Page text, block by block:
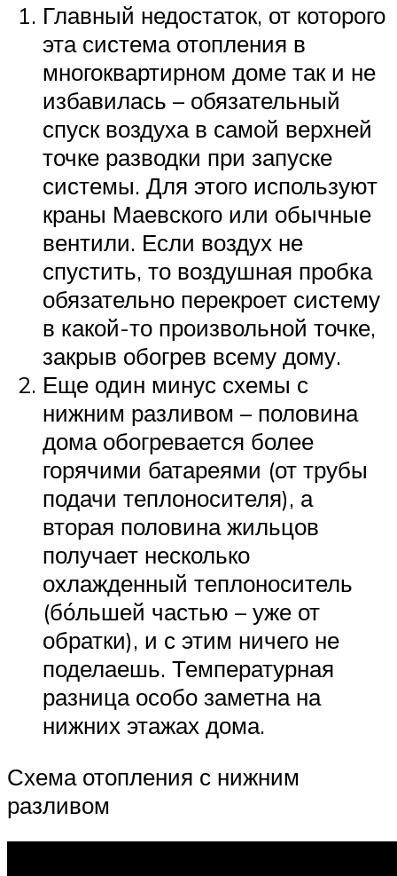
Главный недостаток, от которого
эта система отопления в
многоквартирном доме так и не
избавилась – обязательный
спуск воздуха в самой верхней
точке разводки при запуске
системы. Для этого используют
краны Маевского или обычные
вентили. Если воздух не
спустить, то воздушная пробка
обязательно перекроет систему
в какой-то произвольной точке,
закрыв обогрев всему дому.
Еще один минус схемы с
нижним разливом – половина
дома обогревается более
горячими батареями (от трубы
подачи теплоносителя), а
вторая половина жильцов
получает несколько
охлажденный теплоноситель
(бо́льшей частью – уже от
обратки), и с этим ничего не
поделаешь. Температурная
разница особо заметна на
нижних этажах дома.
Схема отопления с нижним
разливом